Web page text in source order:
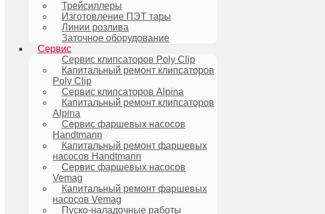
Трейсиллеры
Изготовление ПЭТ тары
Линии розлива
Заточное оборудование
Сервис
Сервис клипсаторов Poly Clip
Капитальный ремонт клипсаторов
Poly Clip
Сервис клипсаторов Alpina
Капитальный ремонт клипсаторов
Alpina
Сервис фаршевых насосов
Handtmann
Капитальный ремонт фаршевых
насосов Handtmann
Сервис фаршевых насосов
Vemag
Капитальный ремонт фаршевых
насосов Vemag
Пуско-наладочные работы